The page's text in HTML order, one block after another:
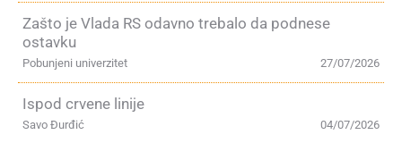
Zašto je Vlada RS odavno trebalo da podnese
ostavku
27/07/2026
Pobunjeni univerzitet
Ispod crvene linije
04/07/2026
Savo Đurđić